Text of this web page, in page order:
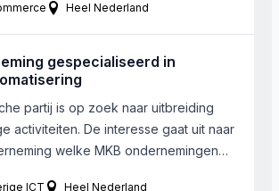
van 2026 wordt dit jaar een
Euro verwacht. De
ruim tien jaar geleden opgericht
tot […]
Heel Nederland
gespecialiseerd in
partij is op zoek naar uitbreiding
activiteiten. De interesse gaat uit naar
welke MKB ondernemingen
ICT Heel Nederland